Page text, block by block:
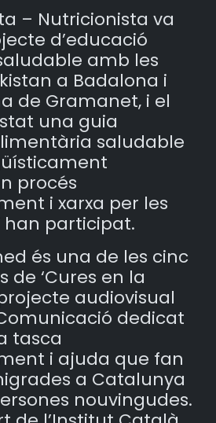
– Nutricionista va
d’educació
amb les
a Badalona i
de Gramanet, i el
una guia
saludable
procés
i xarxa per les
han participat.
és una de les cinc
de ‘Cures en la
audiovisual
dedicat
tasca
i ajuda que fan
a Catalunya
nouvingudes.